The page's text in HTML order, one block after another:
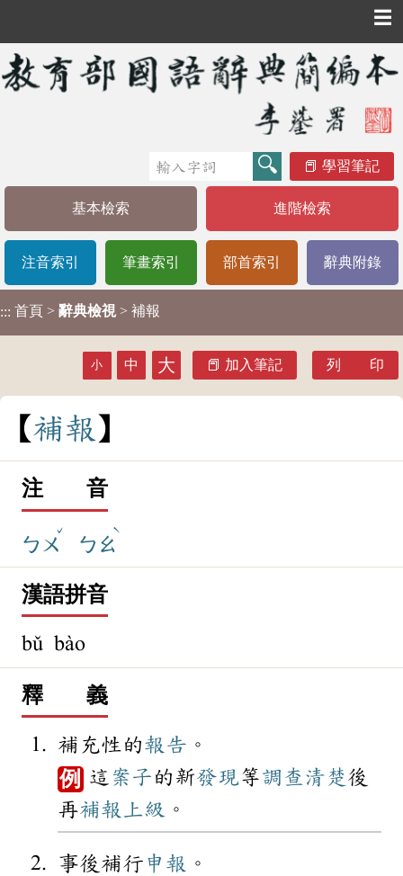
☰
學習筆記
基本檢索 進階檢索
注音索引 筆畫索引 部首索引 辭典附錄
::: 首頁 > 辭典檢視 > 補報
小 中 大 加入筆記 列 印
補報
注 音
ㄅㄨ
ˇ
ㄅㄠ
ˋ
漢語拼音
bǔ bào
釋 義
補充性的報告 。
例 這 案子 的新發現等調查 清楚 後
再補報 上級 。
事後補行 申報 。